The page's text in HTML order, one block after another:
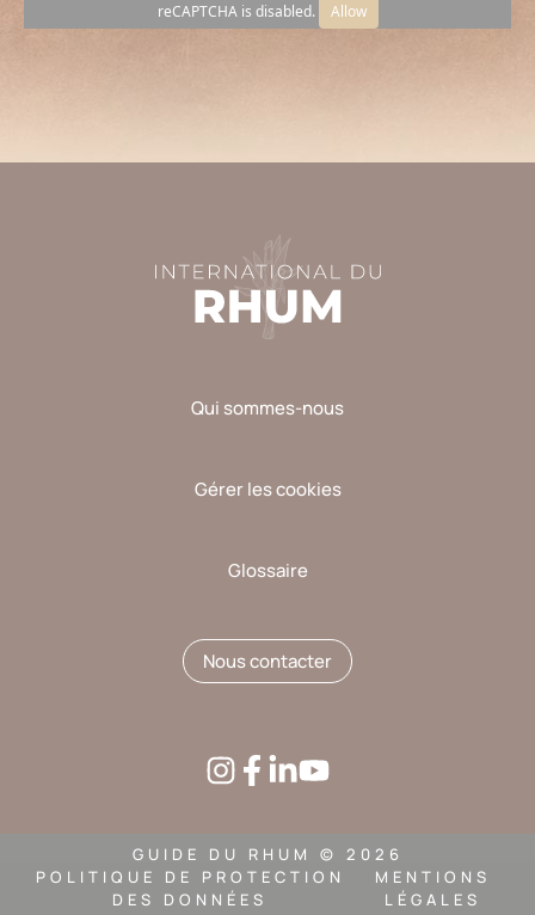
reCAPTCHA is disabled. Allow
vide.
Qui sommes-nous
Gérer les cookies
Glossaire
Nous contacter
GUIDE DU RHUM © 2026
POLITIQUE DE PROTECTION
DES DONNÉES
MENTIONS
LÉGALES